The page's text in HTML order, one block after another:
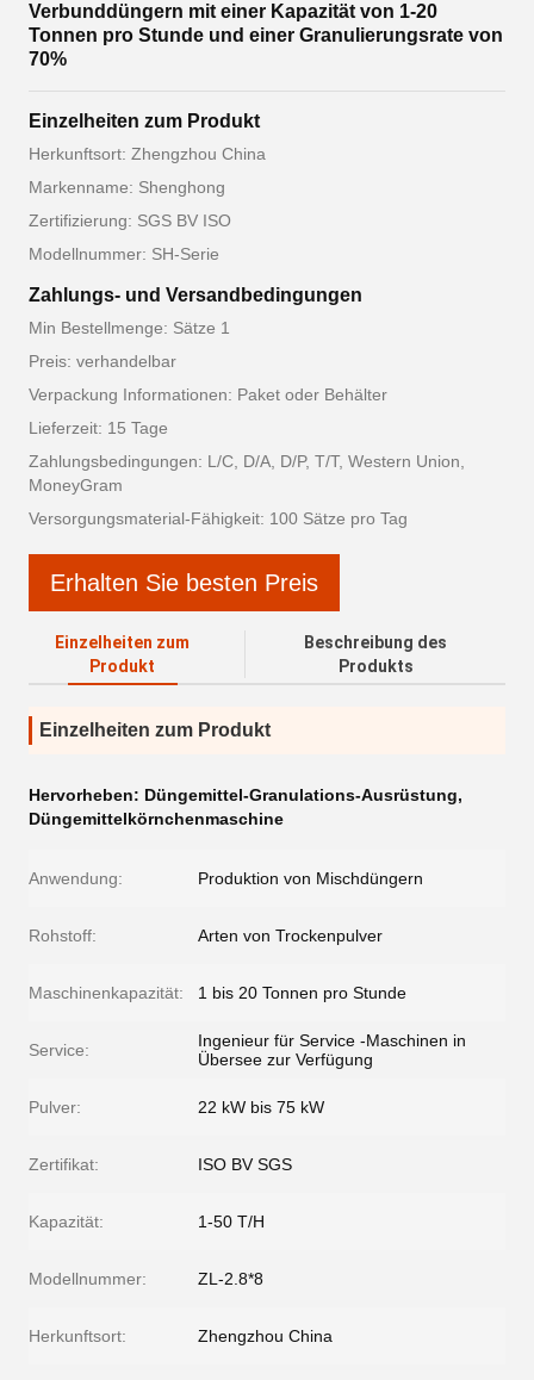
Verbunddüngern mit einer Kapazität von 1-20
Tonnen pro Stunde und einer Granulierungsrate von
70%
Einzelheiten zum Produkt
Herkunftsort: Zhengzhou China
Markenname: Shenghong
Zertifizierung: SGS BV ISO
Modellnummer: SH-Serie
Zahlungs- und Versandbedingungen
Min Bestellmenge: Sätze 1
Preis: verhandelbar
Verpackung Informationen: Paket oder Behälter
Lieferzeit: 15 Tage
Zahlungsbedingungen: L/C, D/A, D/P, T/T, Western Union,
MoneyGram
Versorgungsmaterial-Fähigkeit: 100 Sätze pro Tag
Erhalten Sie besten Preis
Einzelheiten zum
Produkt
Beschreibung des
Produkts
Einzelheiten zum Produkt
Hervorheben: Düngemittel-Granulations-Ausrüstung,
Düngemittelkörnchenmaschine
Anwendung: Produktion von Mischdüngern
Rohstoff: Arten von Trockenpulver
Maschinenkapazität: 1 bis 20 Tonnen pro Stunde
Service:
Ingenieur für Service -Maschinen in
Übersee zur Verfügung
Pulver: 22 kW bis 75 kW
Zertifikat: ISO BV SGS
Kapazität: 1-50 T/H
Modellnummer: ZL-2.8*8
Herkunftsort: Zhengzhou China